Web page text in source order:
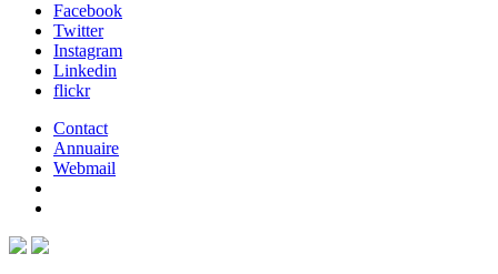
Facebook
Twitter
Instagram
Linkedin
flickr
Contact
Annuaire
Webmail